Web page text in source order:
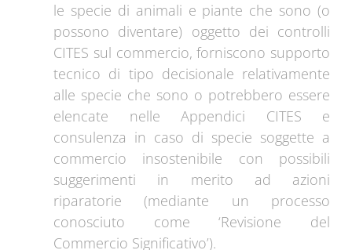
le specie di animali e piante che sono (o
possono diventare) oggetto dei controlli
CITES sul commercio, forniscono supporto
tecnico di tipo decisionale relativamente
alle specie che sono o potrebbero essere
elencate nelle Appendici CITES e
consulenza in caso di specie soggette a
commercio insostenibile con possibili
suggerimenti in merito ad azioni
riparatorie (mediante un processo
conosciuto come ‘Revisione del
Commercio Significativo’).